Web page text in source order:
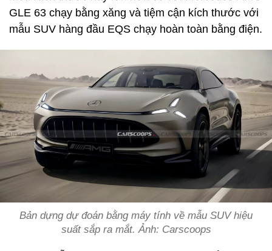
GLE 63 chạy bằng xăng và tiệm cận kích thước với
mẫu SUV hàng đầu EQS chạy hoàn toàn bằng điện.
Bản dựng dự đoán bằng máy tính về mẫu SUV hiệu
suất sắp ra mắt. Ảnh: Carscoops